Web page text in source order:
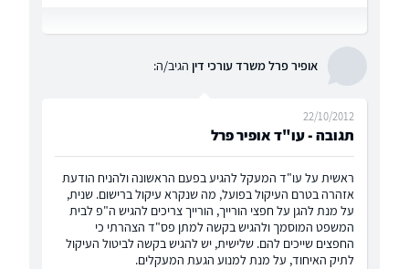
אופיר פרל משרד עורכי דין הגיב/ה:
תגובה - עו"ד אופיר פרל
22/10/2012
ראשית על עו"ד המעקל להגיע בפעם הראשונה ולהניח הודעת
אזהרה בטרם העיקול בפועל, מה שנקרא עיקול ברישום. שנית,
על מנת להגן על חפצי הורייך, הורייך צריכים להגיש ה"פ לבית
המשפט המוסמך ולהגיש בקשה למתן פס"ד הצהרתי כי
החפצים שייכים להם. שלישית, יש להגיש בקשה לביטול העיקול
לתיק האיחוד, על מנת למנוע הגעת המעקלים.